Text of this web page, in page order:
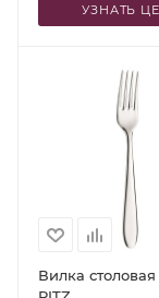
УЗНАТЬ
Вилка